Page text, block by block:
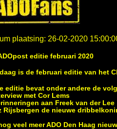
plaatsing: 26-02-2020
editie februari 2020
is de februari editie van het
editie bevat onder andere de
met Cor Lems
aan Freek van der Lee
Rijsbergen de nieuwe
veel meer ADO Den Haag